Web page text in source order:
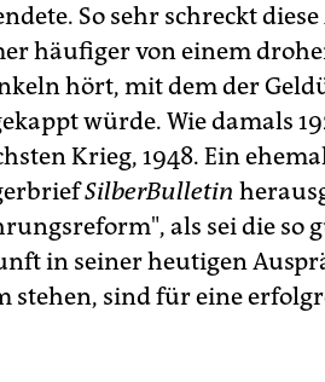
So sehr schreckt
häufiger von einem
hört, mit dem der
würde. Wie damals
Krieg, 1948. Ein
SilberBulletin
als sei die so
in seiner heutigen
stehen, sind für eine